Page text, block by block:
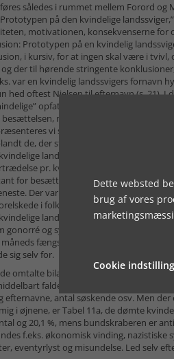
således i rummet mellem Forord og
på den kvindelige
motivationen, konsekvenserne for
Prototypen på en kvindelig
i kursiv, for at ingen skal være i tvivl,
der til hørende stringente
var en kvindelig landssvigers fornavn
hed oftest Nielsen til efternavn (s. 21). I
opfattelse, anføres, at
men lidt mere end hver
vi så for prototypen Marie
de, der strider mod den mere eller
landssviger – i lighed med
pr. kvinde – stod i ét intimt
for besættelsesmagten anvendes,
Der var i almindelighed således
i folk i den forkerte uniform.
landssviger i forhold til resten
gonorré og syfilis. Endelig skal det
fængsel. Og bogen rummer
sig selv for.
omtalte bilag, er de mange og
falder læseren ind, når man
efternavne, antal søskende osv. Men
i øjnene, er Tabel 11a, de dømte
og 20,1 %, mens bundskraberen er
f.eks. økonomisk vinding,
eventyrlyst og misundelse. Led selv
Dette websted
brug af vores
Cookie